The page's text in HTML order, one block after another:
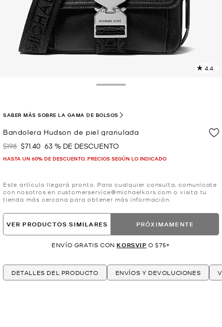
4.4
Bandolera Hudson de piel granulada
Era
$198 Ahora
$71.40 63 % DE DESCUENTO
HASTA UN 60% DE DESCUENTO. PRECIOS SEGÚN LO INDICADO
SABER MÁS SOBRE LA GAMA DE BOLSOS
Este artículo llegará pronto. Para cualquier consulta, comunícate
con nosotros en customerservice@michaelkors.com o visita tu
tienda más cercana para obtener más información.
VER PRODUCTOS SIMILARES PRÓXIMAMENTE
ENVÍO GRATIS CON KORSVIP O $75+
DETALLES DEL PRODUCTO ENVÍOS Y DEVOLUCIONES